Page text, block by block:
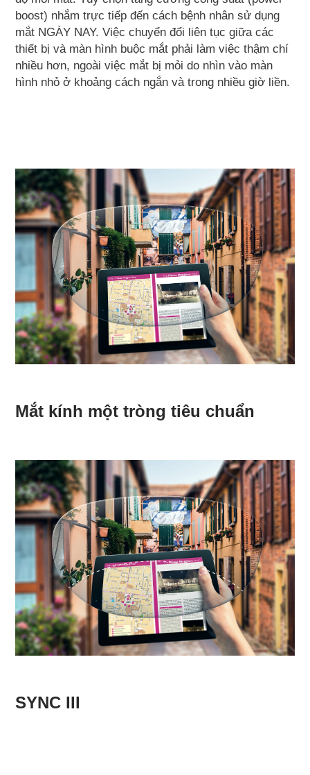
boost) nhắm trực tiếp đến cách bệnh nhân sử dụng
mắt NGÀY NAY. Việc chuyển đổi liên tục giữa các
thiết bị và màn hình buộc mắt phải làm việc thậm chí
nhiều hơn, ngoài việc mắt bị mỏi do nhìn vào màn
hình nhỏ ở khoảng cách ngắn và trong nhiều giờ liền.
Mắt kính một tròng tiêu chuẩn
SYNC III